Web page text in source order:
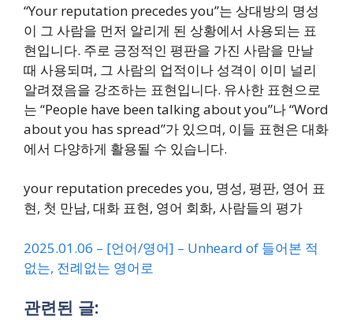
“Your reputation precedes you”는 상대방의 명성
이 그 사람을 먼저 알리게 된 상황에서 사용되는 표
현입니다. 주로 긍정적인 평판을 가진 사람을 만날
때 사용되며, 그 사람의 업적이나 성격이 이미 널리
알려졌음을 강조하는 표현입니다. 유사한 표현으로
는 “People have been talking about you”나 “Word
about you has spread”가 있으며, 이들 표현은 대화
에서 다양하게 활용될 수 있습니다.
your reputation precedes you, 명성, 평판, 영어 표
현, 첫 만남, 대화 표현, 영어 회화, 사람들의 평가
2025.01.06 – [언어/영어] – Unheard of 들어본 적
없는, 전례없는 영어로
관련된 글: